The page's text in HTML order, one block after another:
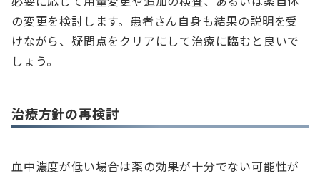
の変更を検討します。患者さん自身も結果の説明を受
けながら、疑問点をクリアにして治療に臨むと良いで
しょう。
治療方針の再検討
血中濃度が低い場合は薬の効果が十分でない可能性が